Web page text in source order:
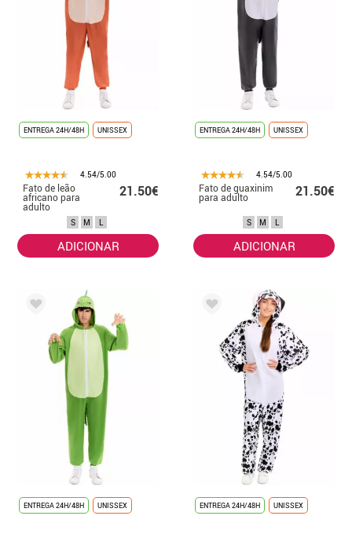
ENTREGA 24H/48H UNISSEX
4.54/5.00
Fato de leão
africano para
adulto
21.50€
S M L
ADICIONAR
ENTREGA 24H/48H UNISSEX
4.54/5.00
Fato de guaxinim
para adulto 21.50€
S M L
ADICIONAR
ENTREGA 24H/48H UNISSEX ENTREGA 24H/48H UNISSEX